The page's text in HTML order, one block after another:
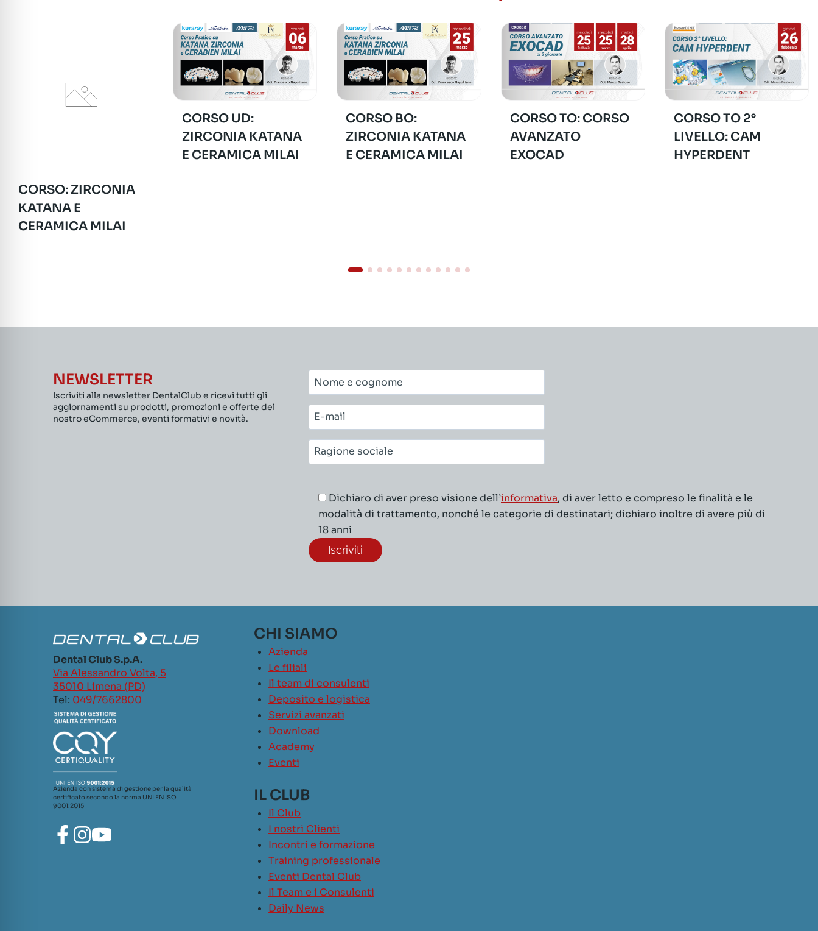
CORSO: ZIRCONIA
KATANA E
CERAMICA MILAI
CORSO UD:
ZIRCONIA KATANA
E CERAMICA MILAI
CORSO BO:
ZIRCONIA KATANA
E CERAMICA MILAI
CORSO TO: CORSO
AVANZATO
EXOCAD
CORSO TO 2°
LIVELLO: CAM
HYPERDENT
NEWSLETTER
Iscriviti alla newsletter DentalClub e ricevi tutti gli
aggiornamenti su prodotti, promozioni e offerte del
nostro eCommerce, eventi formativi e novità.
Nome
e
cognome*
E-
mail*
Ragione
sociale*
Dichiaro di aver preso visione dell’informativa, di aver letto e compreso le finalità e le
modalità di trattamento, nonché le categorie di destinatari; dichiaro inoltre di avere più di
18 anni
Dental Club S.p.A.
Via Alessandro Volta, 5
35010 Limena (PD)
Tel: 049/7662800
Azienda con sistema di gestione per la qualità
certificato secondo la norma UNI EN ISO
9001:2015
CHI SIAMO
Azienda
Le filiali
Il team di consulenti
Deposito e logistica
Servizi avanzati
Download
Academy
Eventi
IL CLUB
Il Club
I nostri Clienti
Incontri e formazione
Training professionale
Eventi Dental Club
Il Team e i Consulenti
Daily News